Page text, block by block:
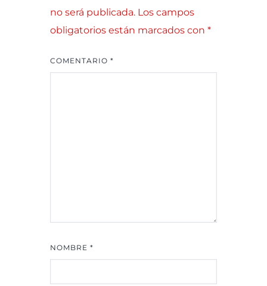
no será publicada. Los campos
obligatorios están marcados con *
COMENTARIO *
NOMBRE *